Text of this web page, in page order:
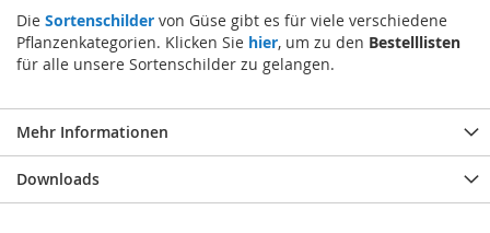
Die Sortenschilder von Güse gibt es für viele verschiedene
Pflanzenkategorien. Klicken Sie hier, um zu den Bestelllisten
für alle unsere Sortenschilder zu gelangen.
Mehr Informationen
Downloads